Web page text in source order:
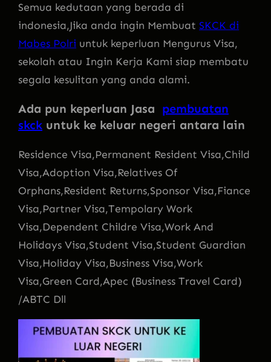
Semua kedutaan yang berada di
indonesia,Jika anda ingin Membuat SKCK di
Mabes Polri untuk keperluan Mengurus Visa,
sekolah atau Ingin Kerja Kami siap membatu
segala kesulitan yang anda alami.
Ada pun keperluan Jasa pembuatan
skck untuk ke keluar negeri antara lain
Residence Visa,Permanent Resident Visa,Child
Visa,Adoption Visa,Relatives Of
Orphans,Resident Returns,Sponsor Visa,Fiance
Visa,Partner Visa,Tempolary Work
Visa,Dependent Childre Visa,Work And
Holidays Visa,Student Visa,Student Guardian
Visa,Holiday Visa,Business Visa,Work
Visa,Green Card,Apec (Business Travel Card)
/ABTC Dll